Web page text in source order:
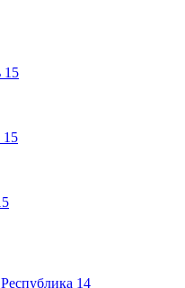
15
15
14